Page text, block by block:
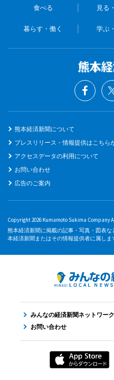
食べる 見る
暮らす・働く 学ぶ
熊本経済新聞について
プレスリリース・情報提供はこちら
アクセスデータの利用について
お問い合わせ
広告のご案内
Copyright 2026 Kumamoto Sukima Company
熊本経済新聞に掲載の記事・写真・図表
本経済新聞またはその情報提供者に属しま
みんなの経済新聞ネットワーク
お問い合わせ